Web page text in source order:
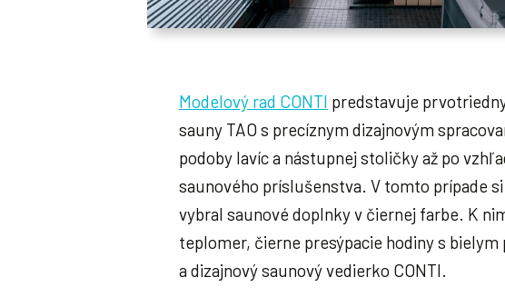
Modelový rad CONTI predstavuje
sauny TAO s precíznym dizajnovým
podoby lavíc a nástupnej stoličky až po
saunového príslušenstva. V tomto prípade
vybral saunové doplnky v čiernej farbe. K
teplomer, čierne presýpacie hodiny s bielym
a dizajnový saunový vedierko CONTI.